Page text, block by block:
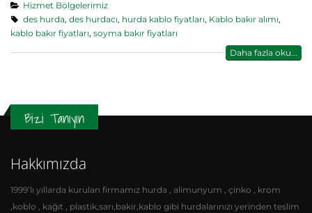
Hizmet Bölgelerimiz
des hurda, des hurdacı, hurda kablo fiyatları, Kablo bakır alımı,
kablo bakır fiyatları, soyma bakır fiyatları
Daha fazla oku...
Bizi Tanıyın
Hakkımızda
1999’lı yıllarda kurulan firmamız hurda , alimunyum , çinko , krom
,koblo , kağıt , plastik,sarı,bakir,kablo gibi hurdalarınızı yerinden teslim